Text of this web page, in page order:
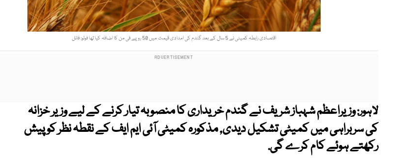
اقتصادی رابطہ کمیٹی نے 5 سال کے بعد گندم کی امدادی قیمت میں 50 روپے فی من کا اضافہ کیا تھا فوٹو: فائل
لاہور:وزیراعظم شہباز شریف نے گندم خریداری کا منصوبہ تیار کرنے کے لیے وزیر خزانہ
کی سربراہی میں کمیٹی تشکیل دیدی, مذکورہ کمیٹی آئی ایم ایف کے نقطہ نظر کو پیش
رکھتے ہوئے کام کرے گی.